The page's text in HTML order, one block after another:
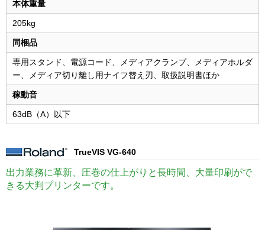
本体重量
205kg
同梱品
専用スタンド、電源コード、メディアクランプ、メディアホルダ
ー、メディア切り離し用ナイフ替え刃、取扱説明書ほか
稼動音
63dB（A）以下
TrueVIS VG-640
出力業務に革新、圧巻の仕上がりと長時間、大量印刷がで
きる大判プリンターです。